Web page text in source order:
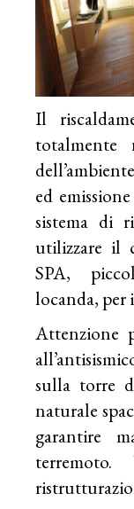
Il
totalmente
ed
sistema di
utilizzare il
SPA,
locanda, per
Attenzione
sulla torre
naturale
garantire